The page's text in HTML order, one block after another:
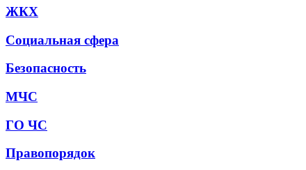
ЖКХ
Социальная сфера
Безопасность
МЧС
ГО ЧС
Правопорядок